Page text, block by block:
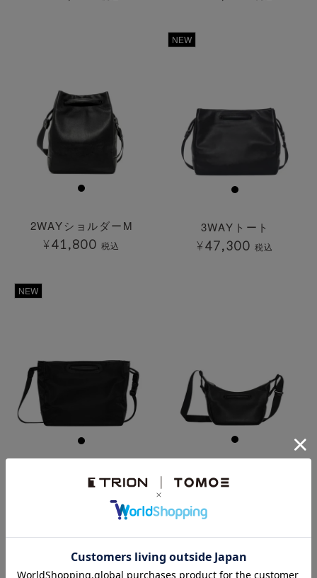
2WAYショルダーM
¥41,800 税込
NEW
3WAYトート
¥47,300 税込
NEW
3WAYトート（ナイロ
ン）
税込
2WAYショルダー
NEW 透明